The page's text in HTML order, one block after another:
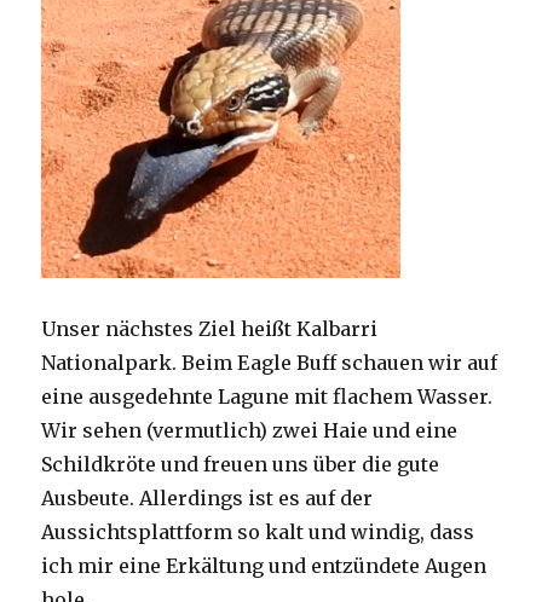
Unser nächstes Ziel heißt Kalbarri
Nationalpark. Beim Eagle Buff schauen wir auf
eine ausgedehnte Lagune mit flachem Wasser.
Wir sehen (vermutlich) zwei Haie und eine
Schildkröte und freuen uns über die gute
Ausbeute. Allerdings ist es auf der
Aussichtsplattform so kalt und windig, dass
ich mir eine Erkältung und entzündete Augen